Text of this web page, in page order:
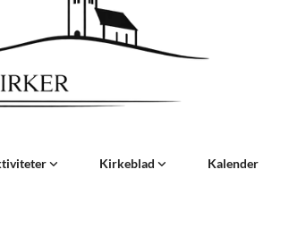
Kirkeblad Kalender